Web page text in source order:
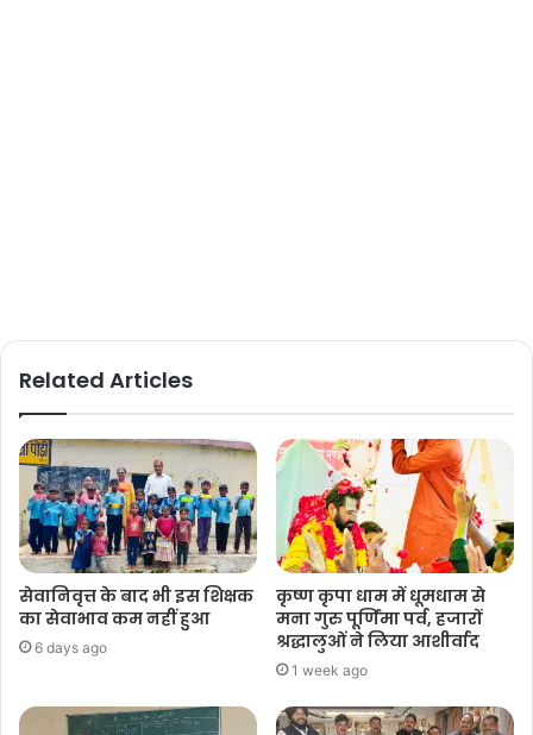
Related Articles
सेवानिवृत्त के बाद भी इस शिक्षक
का सेवाभाव कम नहीं हुआ
6 days ago
कृष्ण कृपा धाम में धूमधाम से
मना गुरु पूर्णिमा पर्व, हजारों
श्रद्धालुओं ने लिया आशीर्वाद
1 week ago